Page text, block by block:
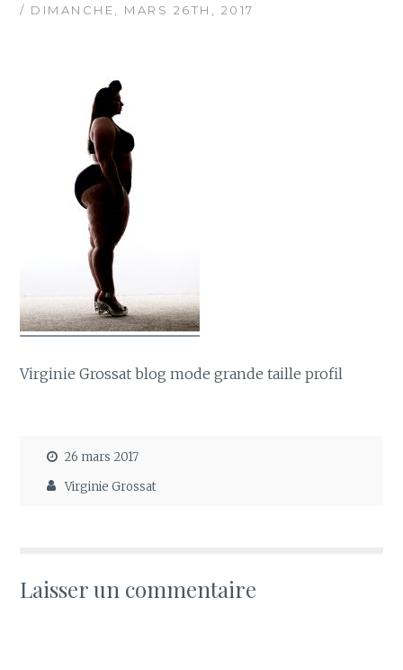
/ DIMANCHE, MARS 26TH, 2017
Virginie Grossat blog mode grande taille profil
26 mars 2017
Virginie Grossat
Laisser un commentaire